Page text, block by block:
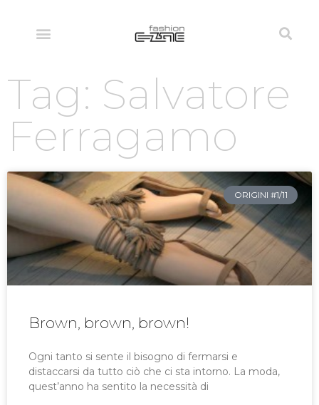
Tag: Salvatore
Ferragamo
ORIGINI #1/11
Brown, brown, brown!
Ogni tanto si sente il bisogno di fermarsi e
distaccarsi da tutto ciò che ci sta intorno. La moda,
quest’anno ha sentito la necessità di